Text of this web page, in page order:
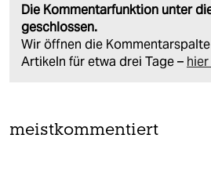
Die Kommentarfunktion unter
geschlossen.
Wir öffnen die
Artikeln für etwa drei Tage –
meistkommentiert